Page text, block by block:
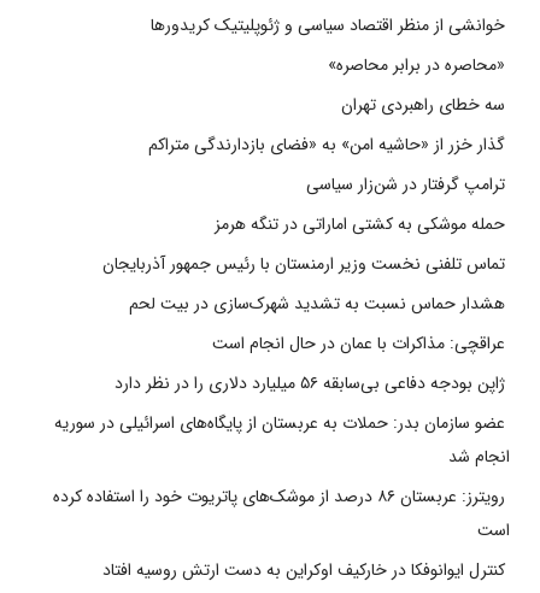
خوانشی از منظر اقتصاد سیاسی و ژئوپلیتیک کریدورها
«محاصره در برابر محاصره»
سه خطای راهبردی تهران
گذار خزر از «حاشیه امن» به «فضای بازدارندگی متراکم
ترامپ گرفتار در شن‌زار سیاسی
حمله موشکی به کشتی اماراتی در تنگه هرمز
تماس تلفنی نخست وزیر ارمنستان با رئیس جمهور آذربایجان
هشدار حماس نسبت به تشدید شهرک‌سازی در بیت‌ لحم
عراقچی: مذاکرات با عمان در حال انجام است
ژاپن بودجه دفاعی بی‌سابقه ۵۶ میلیارد دلاری را در نظر دارد
عضو سازمان بدر: حملات به عربستان از پایگاه‌های اسرائیلی در سوریه
انجام شد
رویترز: عربستان ۸۶ درصد از موشک‌های پاتریوت خود را استفاده کرده
است
کنترل ایوانوفکا در خارکیف اوکراین به دست ارتش روسیه افتاد